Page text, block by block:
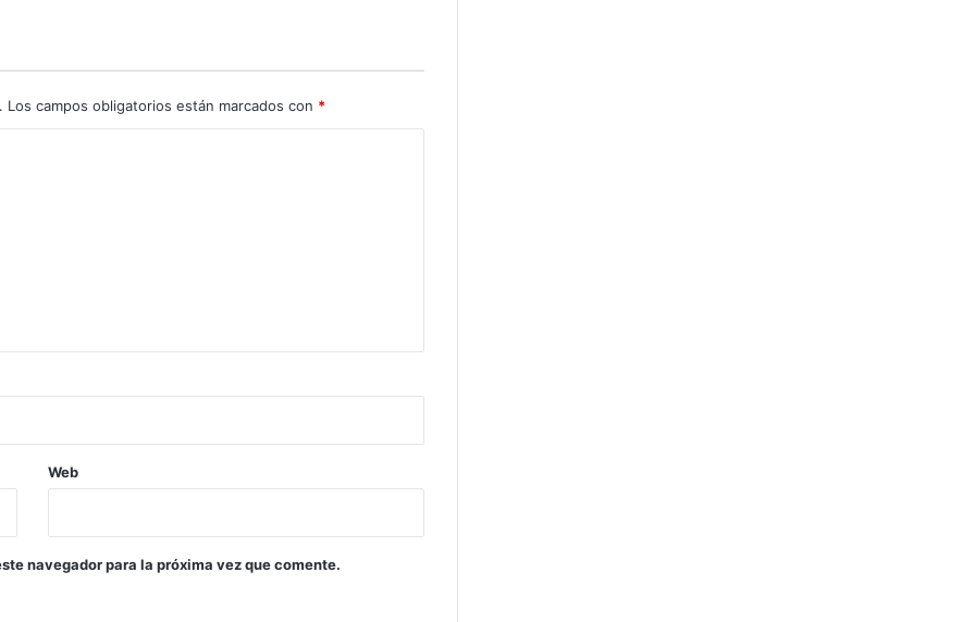
Los campos obligatorios están marcados con *
Web
navegador para la próxima vez que comente.